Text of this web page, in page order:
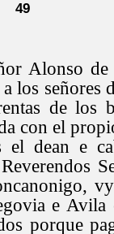
49
Alonso de
los señores
de los
con el
el dean e
e
porque